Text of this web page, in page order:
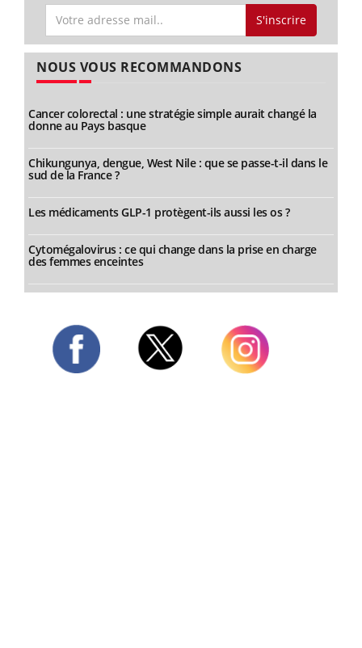
S'inscrire
NOUS VOUS RECOMMANDONS
Cancer colorectal : une stratégie simple aurait changé la
donne au Pays basque
Chikungunya, dengue, West Nile : que se passe-t-il dans le
sud de la France ?
Les médicaments GLP-1 protègent-ils aussi les os ?
Cytomégalovirus : ce qui change dans la prise en charge
des femmes enceintes